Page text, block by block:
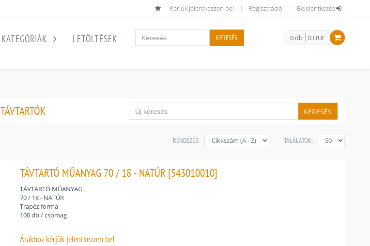
Kérjük jelentkezzen be! Regisztráció Bejelentkezés
0 db 0 HUF
KATEGÓRIÁK LETÖLTÉSEK KERESÉS
TÁVTARTÓK KERESÉS
TALÁLATOK:
RENDEZÉS:
TÁVTARTÓ MŰANYAG 70 / 18 - NATÚR [543010010]
TÁVTARTÓ MŰANYAG
70 / 18 - NATÚR
Trapéz forma
100 db / csomag
Árakhoz kérjük jelentkezzen be!